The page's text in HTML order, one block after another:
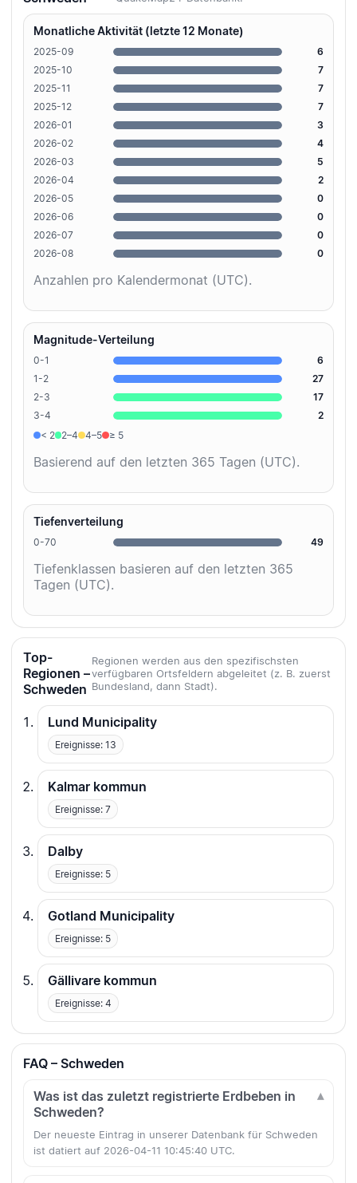
Monatliche Aktivität (letzte 12 Monate)
2025-09
6
2025-10
7
2025-11
7
2025-12
7
2026-01
3
2026-02
4
2026-03
5
2026-04
2
2026-05
0
2026-06
0
2026-07
0
2026-08
0
Anzahlen pro Kalendermonat (UTC).
Magnitude-Verteilung
0-1
6
1-2
27
2-3
17
3-4
2
< 2
2–4 4–5 ≥ 5
Basierend auf den letzten 365 Tagen (UTC).
Tiefenverteilung
0-70 49
Tiefenklassen basieren auf den letzten 365
Tagen (UTC).
Top-
Regionen –
Schweden
Regionen werden aus den spezifischsten
verfügbaren Ortsfeldern abgeleitet (z. B. zuerst
Bundesland, dann Stadt).
Lund Municipality
Ereignisse: 13
Kalmar kommun
Ereignisse: 7
Dalby
Ereignisse: 5
Gotland Municipality
Ereignisse: 5
Gällivare kommun
Ereignisse: 4
FAQ – Schweden
Was ist das zuletzt registrierte Erdbeben in
Schweden?
Der neueste Eintrag in unserer Datenbank für Schweden
ist datiert auf 2026-04-11 10:45:40 UTC.